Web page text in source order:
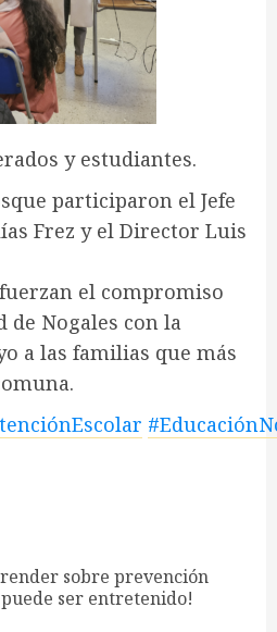
y estudiantes.
participaron el Jefe
Frez y el Director Luis
el compromiso
de Nogales con la
a las familias que más
sobre prevención
ser entretenido!